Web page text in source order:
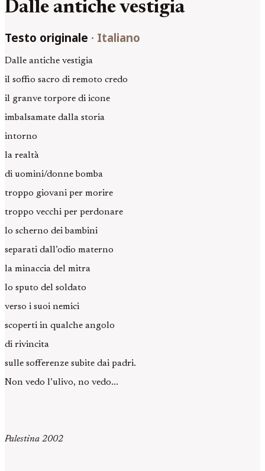
Dalle antiche vestigia
Testo originale · Italiano
Dalle antiche vestigia
il soffio sacro di remoto credo
il granve torpore di icone
imbalsamate dalla storia
intorno
la realtà
di uomini/donne bomba
troppo giovani per morire
troppo vecchi per perdonare
lo scherno dei bambini
separati dall’odio materno
la minaccia del mitra
lo sputo del soldato
verso i suoi nemici
scoperti in qualche angolo
di rivincita
sulle sofferenze subite dai padri.
Non vedo l’ulivo, no vedo...
Palestina 2002